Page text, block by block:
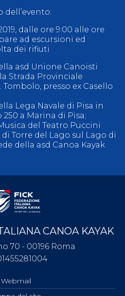
dell’evento:
dalle ore 9:00 alle ore
ad escursioni ed
dei rifiuti
asd Unione Canoisti
Strada Provinciale
Tombolo, presso ex Casello
Lega Navale di Pisa in
250 a Marina di Pisa;
del Teatro Puccini
Torre del Lago sul Lago di
della asd Canoa Kayak
CANOA KAYAK
70 - 00196 Roma
Webmail